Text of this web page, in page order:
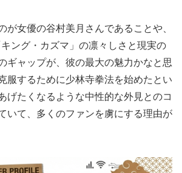
が女優の谷村美月さんであることや、
ング・カズマ」の凛々しさと現実の
ギャップが、彼の最大の魅力かなと思
服するために少林寺拳法を始めたとい
げたくなるような中性的な外見とのコ
いて、多くのファンを虜にする理由が